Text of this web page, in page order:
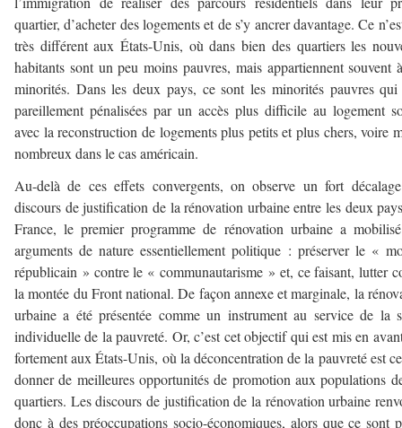
quartier, d’acheter des logements et de s’y ancrer davantage. Ce
très différent aux États-Unis, où dans bien des quartiers les
habitants sont un peu moins pauvres, mais appartiennent souvent
minorités. Dans les deux pays, ce sont les minorités pauvres qui
pareillement pénalisées par un accès plus difficile au logement
avec la reconstruction de logements plus petits et plus chers, voire
nombreux dans le cas américain.
Au-delà de ces effets convergents, on observe un fort
discours de justification de la rénovation urbaine entre les deux
France, le premier programme de rénovation urbaine a
arguments de nature essentiellement politique : préserver le «
républicain » contre le « communautarisme » et, ce faisant, lutter
la montée du Front national. De façon annexe et marginale, la
urbaine a été présentée comme un instrument au service de la
individuelle de la pauvreté. Or, c’est cet objectif qui est mis en
fortement aux États-Unis, où la déconcentration de la pauvreté est
donner de meilleures opportunités de promotion aux populations
quartiers. Les discours de justification de la rénovation urbaine
donc à des préoccupations socio-économiques, alors que ce sont